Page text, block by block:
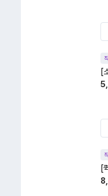
[
[